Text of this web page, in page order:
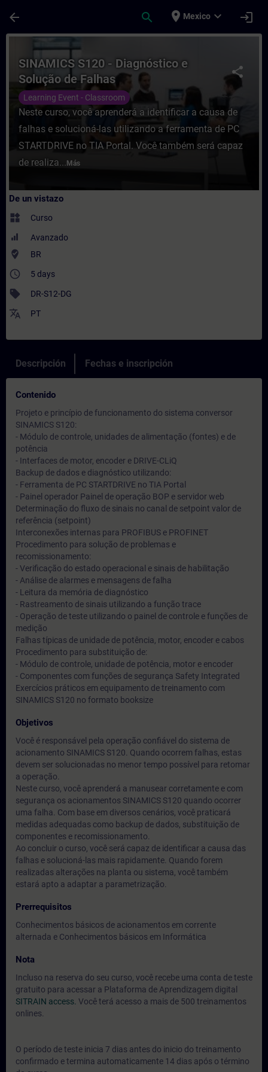
arrow_back search place Mexico expand_more login
Curso - SINAMICS S120 - Diagnóstico
share
SINAMICS S120 - Diagnóstico e
Solução de Falhas
Learning Event - Classroom
Neste curso, você aprenderá a identificar a causa de
falhas e solucioná-las utilizando a ferramenta de PC
STARTDRIVE no TIA Portal. Você também será capaz
de realiza... Más
De un vistazo
widgets Curso
Avanzado
where_to_vote BR
access_time 5 days
sell DR-S12-DG
translate PT
Descripción Fechas e inscripción
Contenido
Projeto e princípio de funcionamento do sistema conversor
SINAMICS S120:
- Módulo de controle, unidades de alimentação (fontes) e de
potência
- Interfaces de motor, encoder e DRIVE-CLiQ
Backup de dados e diagnóstico utilizando:
- Ferramenta de PC STARTDRIVE no TIA Portal
- Painel operador Painel de operação BOP e servidor web
Determinação do fluxo de sinais no canal de setpoint valor de
referência (setpoint)
Interconexões internas para PROFIBUS e PROFINET
Procedimento para solução de problemas e
recomissionamento:
- Verificação do estado operacional e sinais de habilitação
- Análise de alarmes e mensagens de falha
- Leitura da memória de diagnóstico
- Rastreamento de sinais utilizando a função trace
- Operação de teste utilizando o painel de controle e funções de
medição
Falhas típicas de unidade de potência, motor, encoder e cabos
Procedimento para substituição de:
- Módulo de controle, unidade de potência, motor e encoder
- Componentes com funções de segurança Safety Integrated
Exercícios práticos em equipamento de treinamento com
SINAMICS S120 no formato booksize
Objetivos
Você é responsável pela operação confiável do sistema de
acionamento SINAMICS S120. Quando ocorrem falhas, estas
devem ser solucionadas no menor tempo possível para retomar
a operação.
Neste curso, você aprenderá a manusear corretamente e com
segurança os acionamentos SINAMICS S120 quando ocorrer
uma falha. Com base em diversos cenários, você praticará
medidas adequadas como backup de dados, substituição de
componentes e recomissionamento.
Ao concluir o curso, você será capaz de identificar a causa das
falhas e solucioná-las mais rapidamente. Quando forem
realizadas alterações na planta ou sistema, você também
estará apto a adaptar a parametrização.
Prerrequisitos
Conhecimentos básicos de acionamentos em corrente
alternada e Conhecimentos básicos em Informática
Nota
Incluso na reserva do seu curso, você recebe uma conta de teste
gratuito para acessar a Plataforma de Aprendizagem digital
SITRAIN access. Você terá acesso a mais de 500 treinamentos
onlines.
O período de teste inicia 7 dias antes do inicio do treinamento
confirmado e termina automaticamente 14 dias após o término